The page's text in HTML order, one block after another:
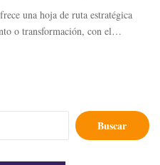
una hoja de ruta estratégica
o transformación, con el…
Buscar: